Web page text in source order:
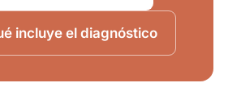
incluye el diagnóstico